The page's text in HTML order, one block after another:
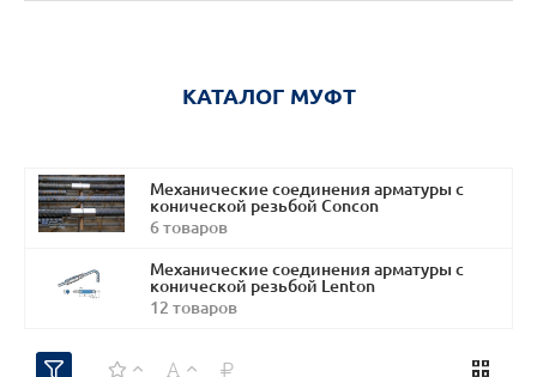
КАТАЛОГ МУФТ
Механические соединения арматуры с
конической резьбой Concon
6 товаров
Механические соединения арматуры с
конической резьбой Lenton
12 товаров